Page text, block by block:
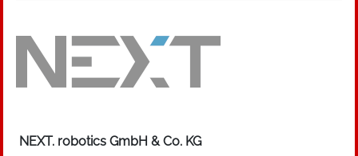
NEXT. robotics GmbH & Co. KG